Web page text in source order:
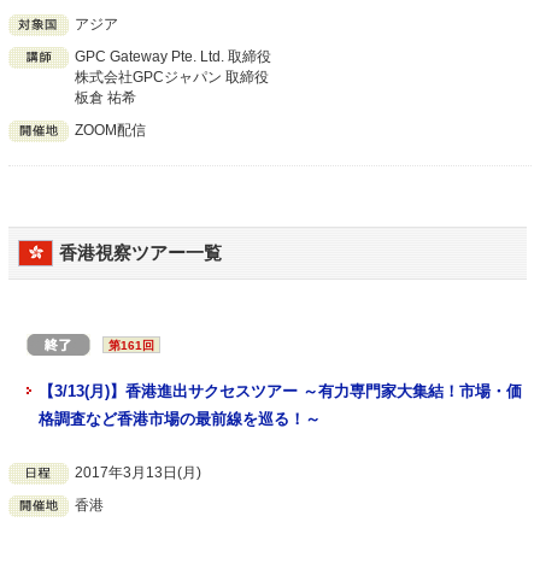
アジア
GPC Gateway Pte. Ltd. 取締役
株式会社GPCジャパン 取締役
板倉 祐希
ZOOM配信
香港視察ツアー一覧
第161回
【3/13(月)】香港進出サクセスツアー ～有力専門家大集結！市場・価
格調査など香港市場の最前線を巡る！～
2017年3月13日(月)
香港